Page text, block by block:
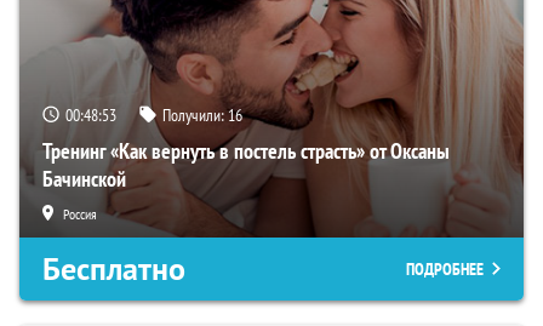
00:48:52 Получили:16
Тренинг «Как вернуть в постель страсть» от Оксаны
Бачинской
Россия
Бесплатно ПОДРОБНЕЕ